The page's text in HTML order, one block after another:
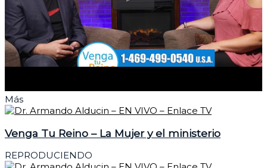
Más
Venga Tu Reino – La Mujer y el ministerio
REPRODUCIENDO